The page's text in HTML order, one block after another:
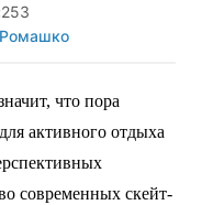
253
что пора
активного отдыха
современных скейт-